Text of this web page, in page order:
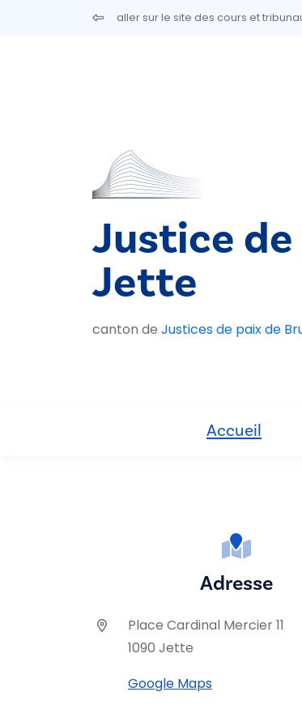
Aller au contenu principalaller sur le site des cours et
Justice
Jette
canton de Justices de paix de
Accueil
Adresse
Place Cardinal Mercier 11
1090 Jette
Google Maps